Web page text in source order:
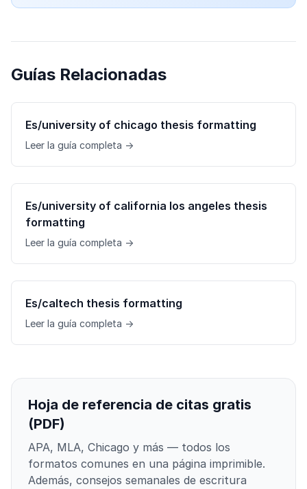
Guías Relacionadas
Es/university of chicago thesis formatting
Leer la guía completa →
Es/university of california los angeles thesis
formatting
Leer la guía completa →
Es/caltech thesis formatting
Leer la guía completa →
Hoja de referencia de citas gratis
(PDF)
APA, MLA, Chicago y más — todos los
formatos comunes en una página imprimible.
Además, consejos semanales de escritura